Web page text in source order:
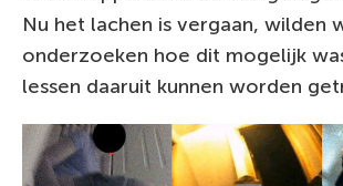
Nu het lachen is vergaan, wilden
onderzoeken hoe dit mogelijk
lessen daaruit kunnen worden